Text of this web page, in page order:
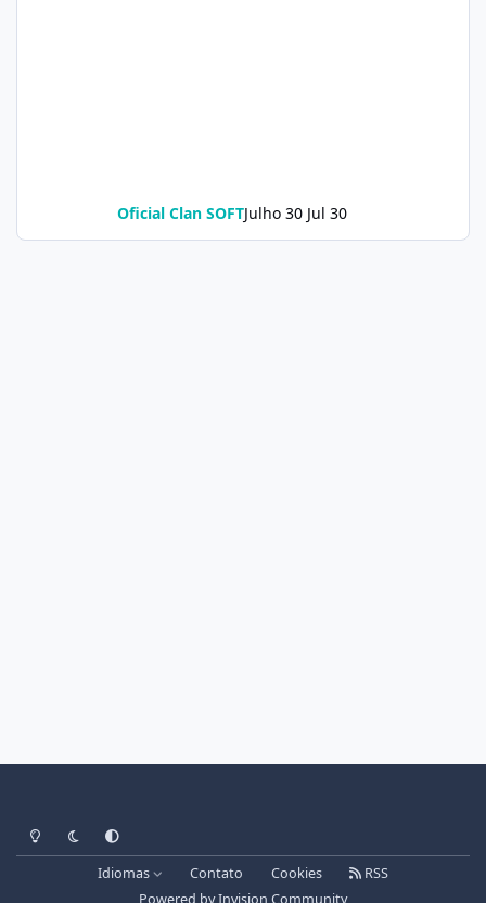
Oficial Clan SOFTJulho 30 Jul 30
Light ModeDark ModeSystem Preference
Idiomas Contato Cookies
RSS
Powered byInvision Community